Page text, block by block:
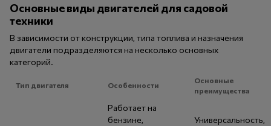
Основные виды двигателей для садовой
техники
В зависимости от конструкции, типа топлива и назначения
двигатели подразделяются на несколько основных
категорий.
Тип двигателя Особенности
Основные
преимущества
Работает на
бензине,
Универсальность,